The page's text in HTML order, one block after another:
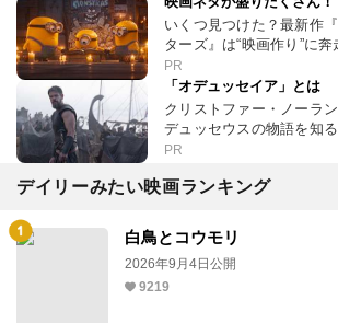
いくつ見つけた？最新作
ターズ』は“映画作り”に奔
PR
「オデュッセイア」とは
クリストファー・ノーラ
デュッセウスの物語を知る
PR
デイリーみたい映画ランキング
白鳥とコウモリ
2026年9月4日公開
9219